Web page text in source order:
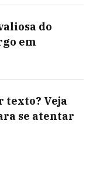
do
em
texto? Veja
se atentar